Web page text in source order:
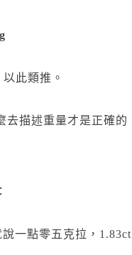
此類推。
去描述重量才是正確的
一點零五克拉，1.83ct